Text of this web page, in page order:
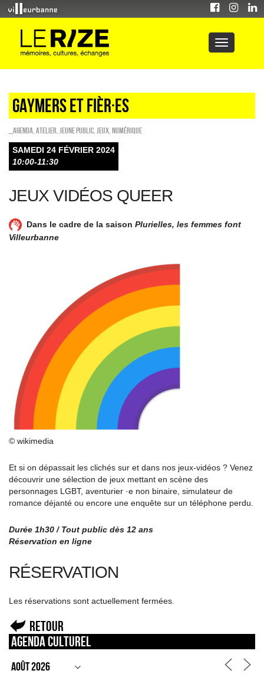
GAYMERS ET FIÈR·ES
_Agenda Atelier Jeune public Jeux Numérique
SAMEDI 24 FÉVRIER 2024
10:00-11:30
JEUX VIDÉOS QUEER
Dans le cadre de la saison Plurielles, les femmes font
Villeurbanne
© wikimedia
Et si on dépassait les clichés sur et dans nos jeux-vidéos ? Venez
découvrir une sélection de jeux mettant en scène des
personnages LGBT, aventurier ·e non binaire, simulateur de
romance déjanté ou encore une enquête sur un téléphone perdu.
Durée 1h30 / Tout public dès 12 ans
Réservation en ligne
RÉSERVATION
Les réservations sont actuellement fermées.
Retour
Agenda culturel